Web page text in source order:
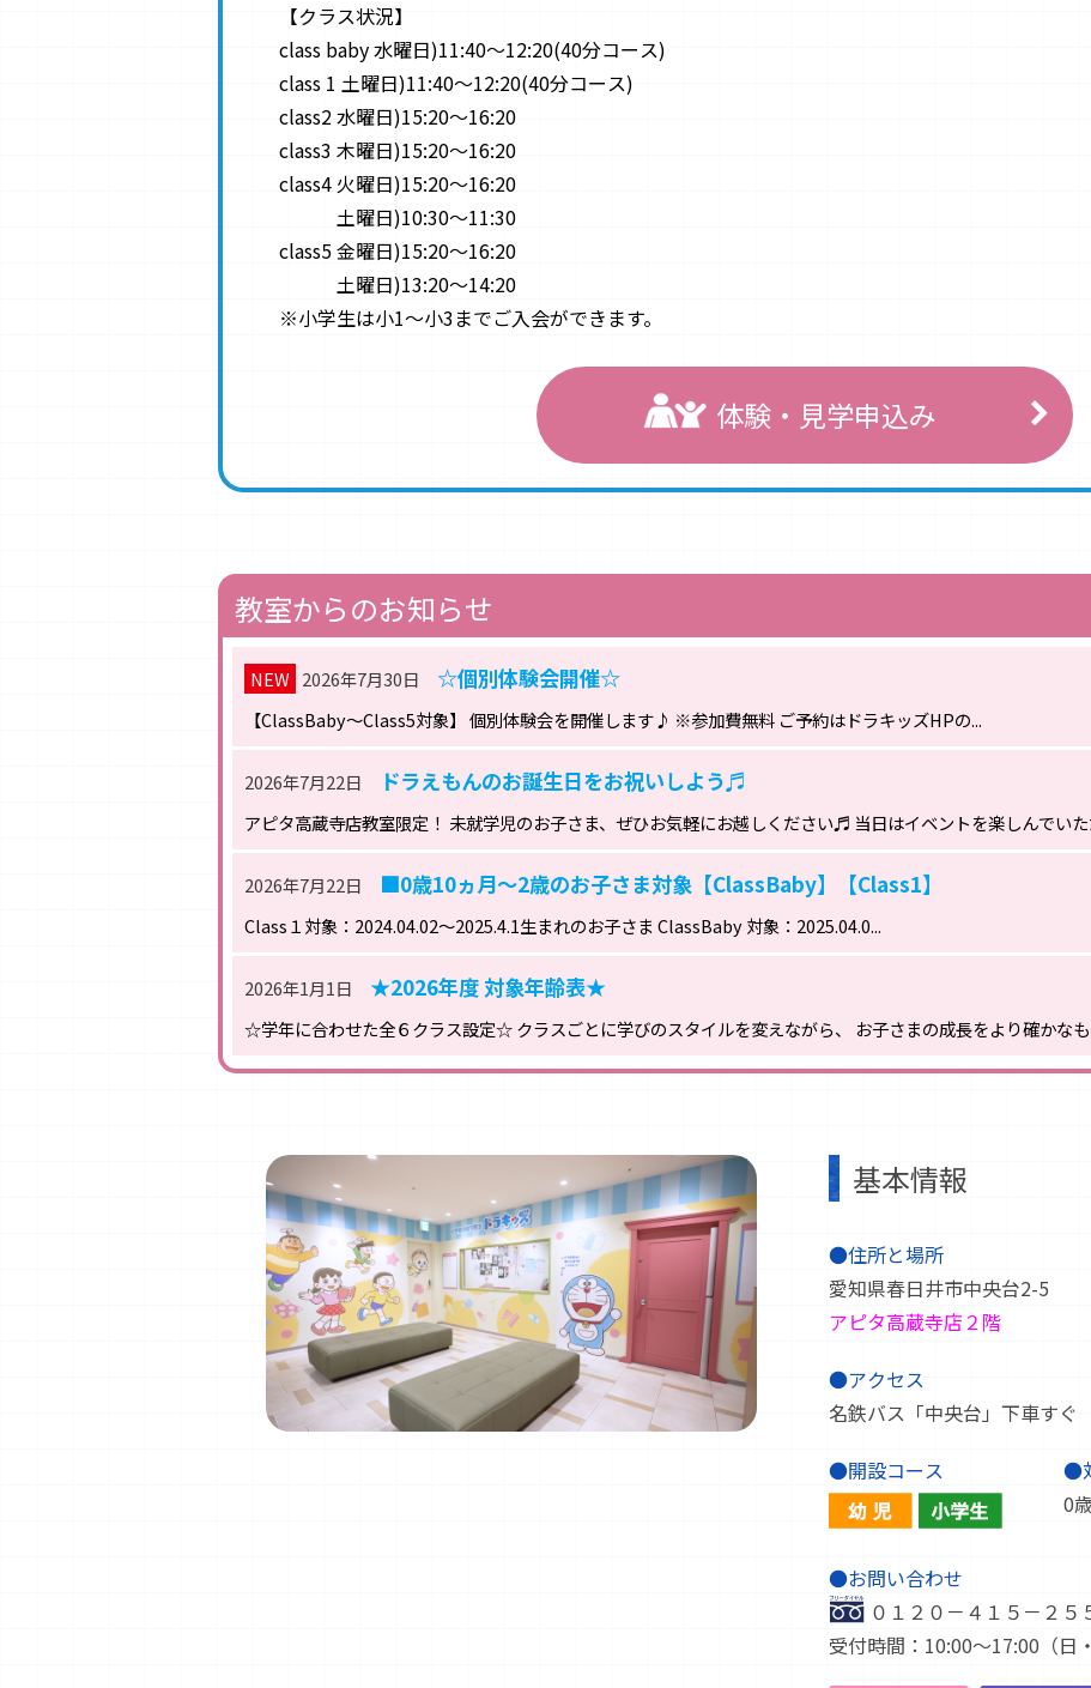
【クラス状況】
class baby 水曜日)11:40〜12:20(40分コース)
class 1 土曜日)11:40〜12:20(40分コース)
class2 水曜日)15:20〜16:20
class3 木曜日)15:20〜16:20
class4 火曜日)15:20〜16:20
土曜日)10:30〜11:30
class5 金曜日)15:20〜16:20
土曜日)13:20〜14:20
※小学生は小1〜小3までご入会ができます。
体験・見学申込み
教室からのお知らせ
NEW 2026年7月30日 ☆個別体験会開催☆
【ClassBaby～Class5対象】 個別体験会を開催します♪ ※参加費無料 ご予約はドラキッズHPの...
2026年7月22日 ドラえもんのお誕生日をお祝いしよう♬
アピタ高蔵寺店教室限定！ 未就学児のお子さま、ぜひお気軽にお越しください♬ 当日はイベントを楽しんでいた
2026年7月22日 ■0歳10ヵ月～2歳のお子さま対象【ClassBaby】【Class1】
Class１対象：2024.04.02～2025.4.1生まれのお子さま ClassBaby 対象：2025.04.0...
2026年1月1日 ★2026年度 対象年齢表★
☆学年に合わせた全６クラス設定☆ クラスごとに学びのスタイルを変えながら、 お子さまの成長をより確か
基本情報
●住所と場所
愛知県春日井市中央台2-5
アピタ高蔵寺店２階
●アクセス
名鉄バス「中央台」下車すぐ
●開設コース
●
0
●お問い合わせ
０１２０－４１５－２５
受付時間：10:00～17:00（日